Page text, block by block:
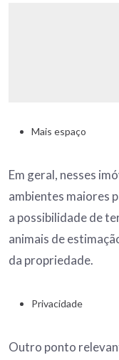
Mais espaço
Em geral, nesses
ambientes maiores
a possibilidade de
animais de
da propriedade.
Privacidade
Outro ponto